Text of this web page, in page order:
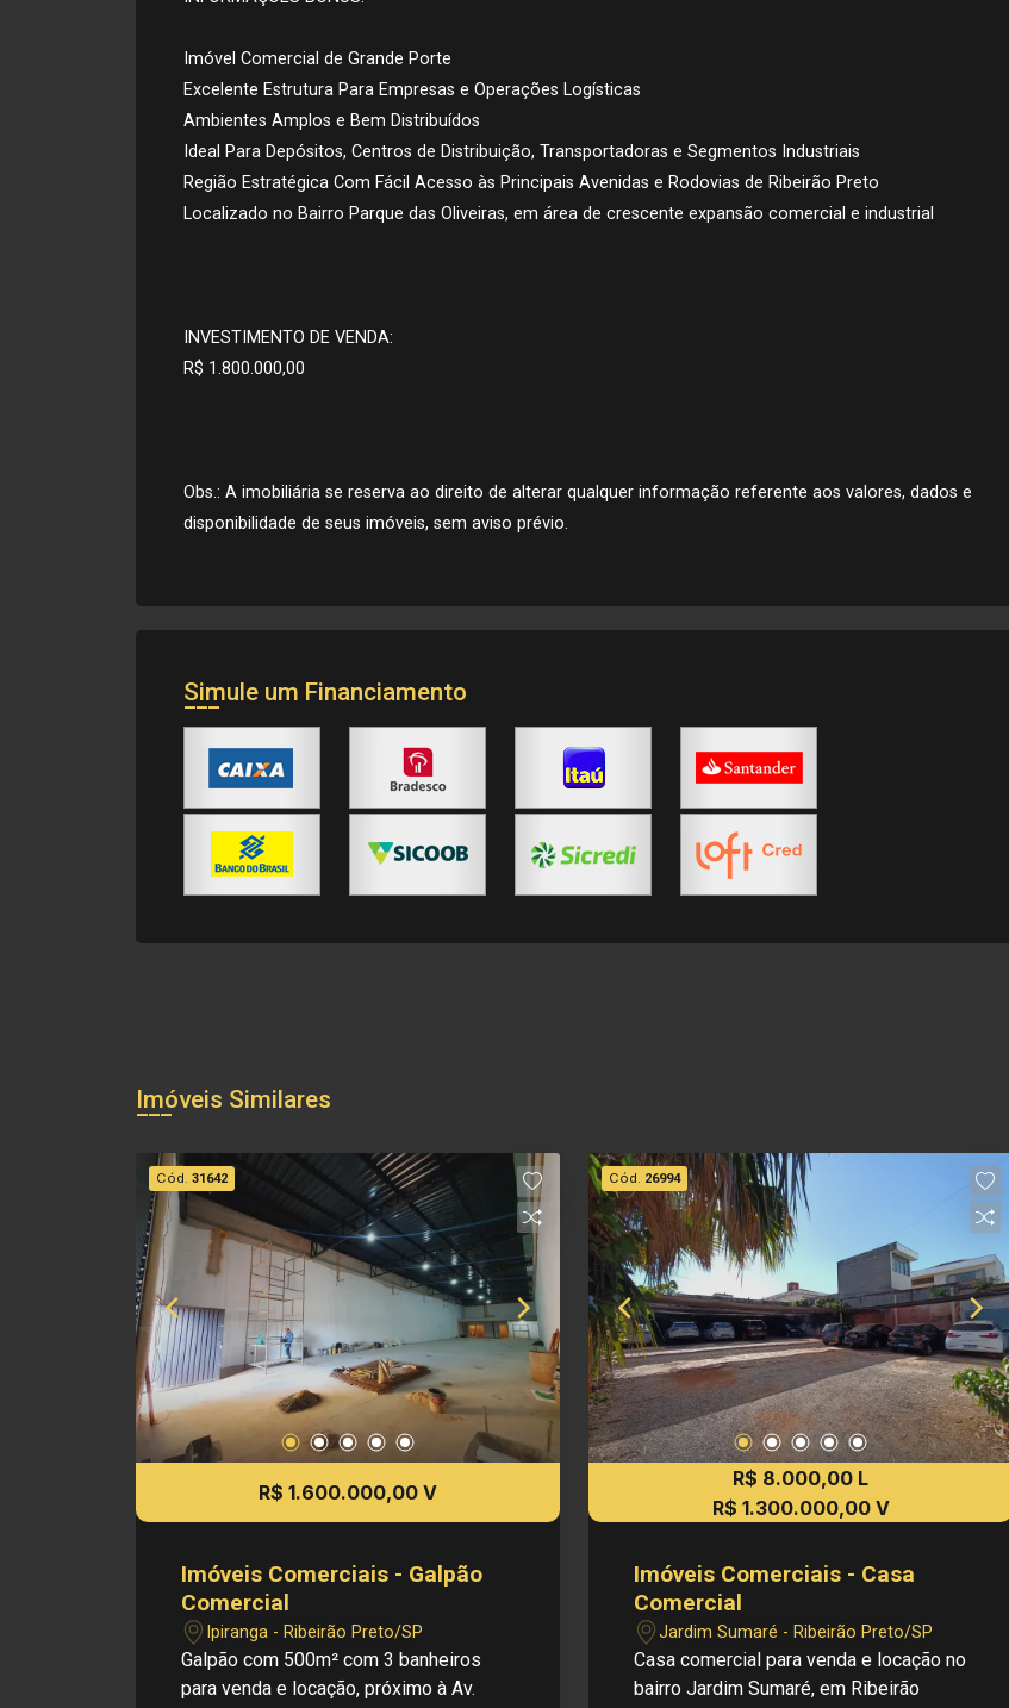
Imóvel Comercial de Grande Porte
Excelente Estrutura Para Empresas e Operações Logísticas
Ambientes Amplos e Bem Distribuídos
Ideal Para Depósitos, Centros de Distribuição, Transportadoras e Segmentos Industriais
Região Estratégica Com Fácil Acesso às Principais Avenidas e Rodovias de Ribeirão Preto
Localizado no Bairro Parque das Oliveiras, em área de crescente expansão comercial e industrial
INVESTIMENTO DE VENDA:
R$ 1.800.000,00
Obs.: A imobiliária se reserva ao direito de alterar qualquer informação referente aos valores, dados e
disponibilidade de seus imóveis, sem aviso prévio.
Simule um Financiamento
Imóveis Similares
Cód. 31642
R$ 1.600.000,00 V
Imóveis Comerciais - Galpão
Comercial
Ipiranga - Ribeirão Preto/SP
Galpão com 500m² com 3 banheiros
para venda e locação, próximo à Av.
Cód. 26994
R$ 8.000,00 L
R$ 1.300.000,00 V
Imóveis Comerciais - Casa
Comercial
Jardim Sumaré - Ribeirão Preto/SP
Casa comercial para venda e locação no
bairro Jardim Sumaré, em Ribeirão